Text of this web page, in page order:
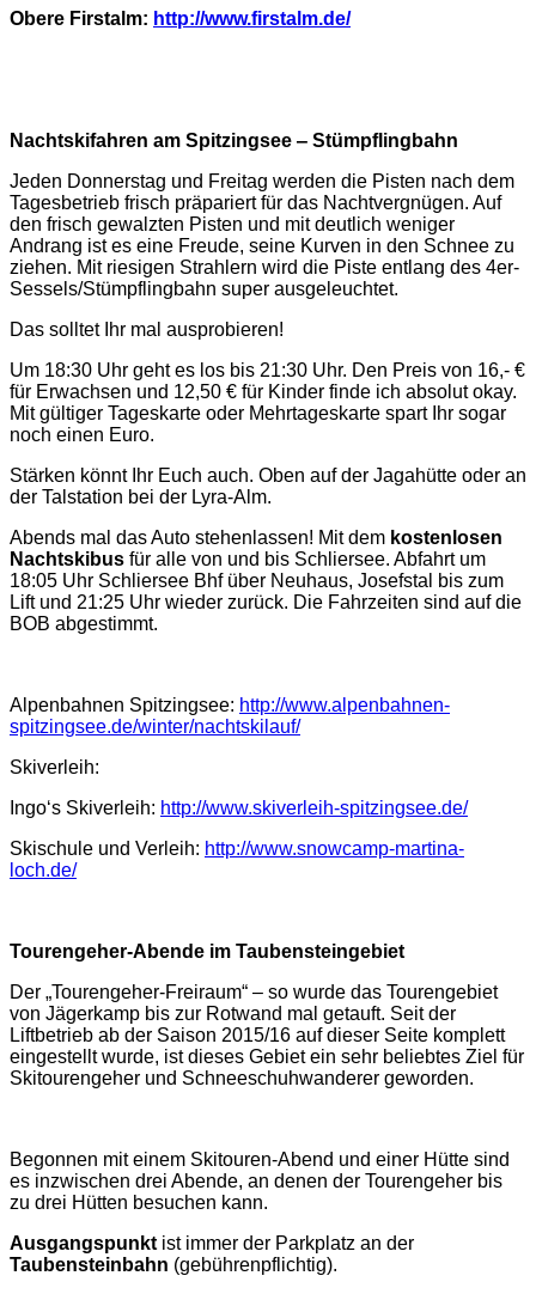
Obere Firstalm: http://www.firstalm.de/
Nachtskifahren am Spitzingsee ‒ Stümpflingbahn
Jeden Donnerstag und Freitag werden die Pisten nach dem
Tagesbetrieb frisch präpariert für das Nachtvergnügen. Auf
den frisch gewalzten Pisten und mit deutlich weniger
Andrang ist es eine Freude, seine Kurven in den Schnee zu
ziehen. Mit riesigen Strahlern wird die Piste entlang des 4er-
Sessels/Stümpflingbahn super ausgeleuchtet.
Das solltet Ihr mal ausprobieren!
Um 18:30 Uhr geht es los bis 21:30 Uhr. Den Preis von 16,- €
für Erwachsen und 12,50 € für Kinder finde ich absolut okay.
Mit gültiger Tageskarte oder Mehrtageskarte spart Ihr sogar
noch einen Euro.
Stärken könnt Ihr Euch auch. Oben auf der Jagahütte oder an
der Talstation bei der Lyra-Alm.
Abends mal das Auto stehenlassen! Mit dem kostenlosen
Nachtskibus für alle von und bis Schliersee. Abfahrt um
18:05 Uhr Schliersee Bhf über Neuhaus, Josefstal bis zum
Lift und 21:25 Uhr wieder zurück. Die Fahrzeiten sind auf die
BOB abgestimmt.
Alpenbahnen Spitzingsee: http://www.alpenbahnen-
spitzingsee.de/winter/nachtskilauf/
Skiverleih:
Ingo‘s Skiverleih: http://www.skiverleih-spitzingsee.de/
Skischule und Verleih: http://www.snowcamp-martina-
loch.de/
Tourengeher-Abende im Taubensteingebiet
Der „Tourengeher-Freiraum“ ‒ so wurde das Tourengebiet
von Jägerkamp bis zur Rotwand mal getauft. Seit der
Liftbetrieb ab der Saison 2015/16 auf dieser Seite komplett
eingestellt wurde, ist dieses Gebiet ein sehr beliebtes Ziel für
Skitourengeher und Schneeschuhwanderer geworden.
Begonnen mit einem Skitouren-Abend und einer Hütte sind
es inzwischen drei Abende, an denen der Tourengeher bis
zu drei Hütten besuchen kann.
Ausgangspunkt ist immer der Parkplatz an der
Taubensteinbahn (gebührenpflichtig).